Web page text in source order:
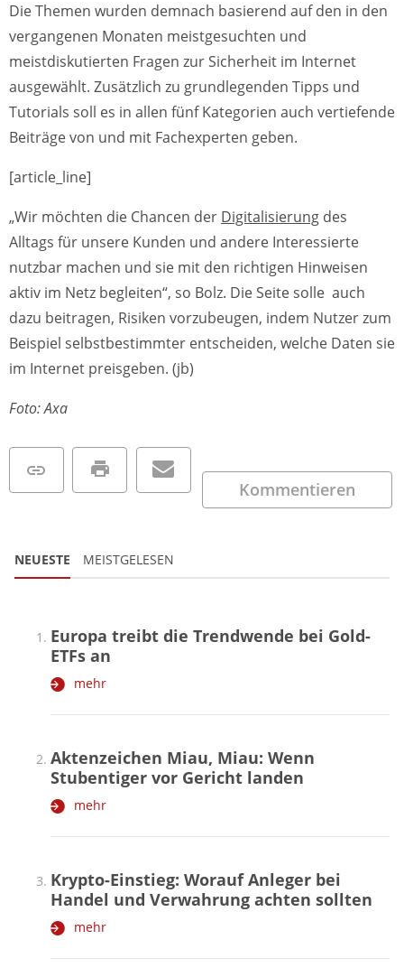
Die Themen wurden demnach basierend auf den in den
vergangenen Monaten meistgesuchten und
meistdiskutierten Fragen zur Sicherheit im Internet
ausgewählt. Zusätzlich zu grundlegenden Tipps und
Tutorials soll es in allen fünf Kategorien auch vertiefende
Beiträge von und mit Fachexperten geben.
[article_line]
„Wir möchten die Chancen der Digitalisierung des
Alltags für unsere Kunden und andere Interessierte
nutzbar machen und sie mit den richtigen Hinweisen
aktiv im Netz begleiten“, so Bolz. Die Seite solle auch
dazu beitragen, Risiken vorzubeugen, indem Nutzer zum
Beispiel selbstbestimmter entscheiden, welche Daten sie
im Internet preisgeben. (jb)
Foto: Axa
Kommentieren
NEUESTE MEISTGELESEN
Europa treibt die Trendwende bei Gold-
ETFs an
mehr
Aktenzeichen Miau, Miau: Wenn
Stubentiger vor Gericht landen
mehr
Krypto-Einstieg: Worauf Anleger bei
Handel und Verwahrung achten sollten
mehr